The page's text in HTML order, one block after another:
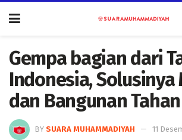
Gempa bagian dari
Indonesia, Solusinya
dan Bangunan
BY SUARA MUHAMMADIYAH
11